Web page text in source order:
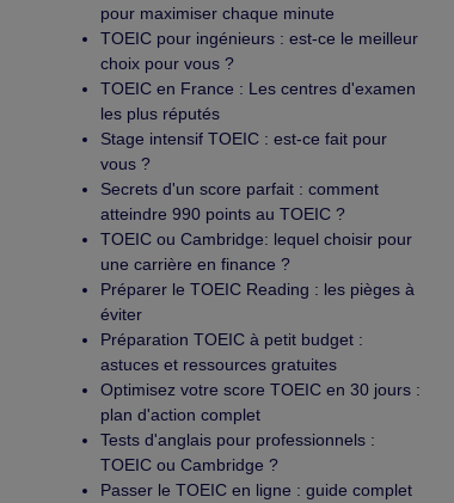
pour maximiser chaque minute
TOEIC pour ingénieurs : est-ce le meilleur
choix pour vous ?
TOEIC en France : Les centres d'examen
les plus réputés
Stage intensif TOEIC : est-ce fait pour
vous ?
Secrets d'un score parfait : comment
atteindre 990 points au TOEIC ?
TOEIC ou Cambridge: lequel choisir pour
une carrière en finance ?
Préparer le TOEIC Reading : les pièges à
éviter
Préparation TOEIC à petit budget :
astuces et ressources gratuites
Optimisez votre score TOEIC en 30 jours :
plan d'action complet
Tests d'anglais pour professionnels :
TOEIC ou Cambridge ?
Passer le TOEIC en ligne : guide complet